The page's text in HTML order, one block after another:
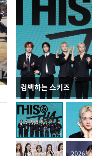
컴백하는 스키즈
지석천 뒤덮은 개구리밥